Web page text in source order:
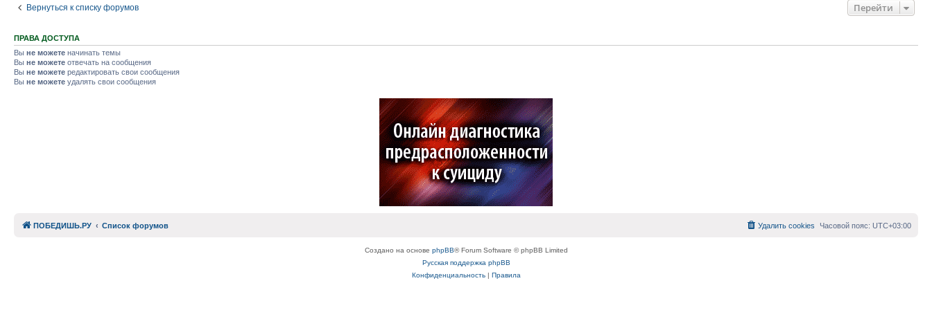
Вернуться к списку форумов Перейти
ПРАВА ДОСТУПА
Вы не можете начинать темы
Вы не можете отвечать на сообщения
Вы не можете редактировать свои сообщения
Вы не можете удалять свои сообщения
ПОБЕДИШЬ.РУ Список форумов Часовой пояс: UTC+03:00
Удалить cookies
Создано на основе phpBB® Forum Software © phpBB Limited
Русская поддержка phpBB
Конфиденциальность| Правила